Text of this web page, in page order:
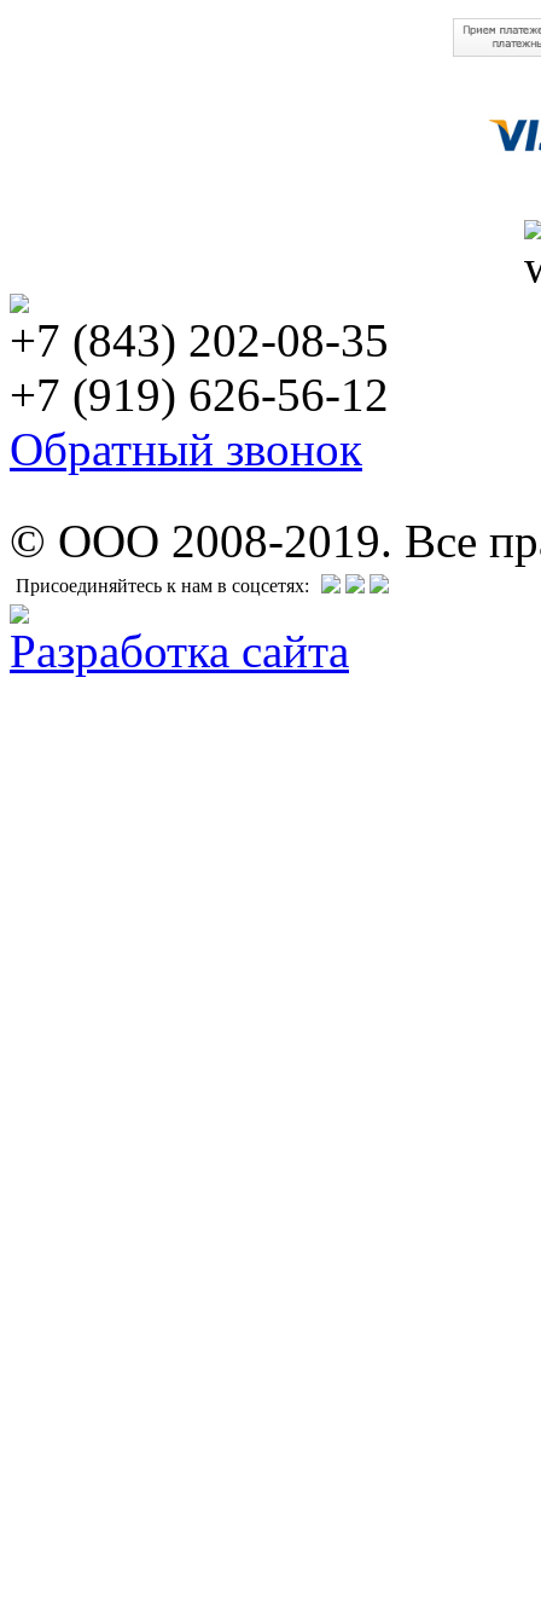
+7 (843) 202-08-35
+7 (919) 626-56-12
Обратный звонок
© ООО 2008-2019. Все
Присоединяйтесь к нам в соцсетях:
Разработка сайта